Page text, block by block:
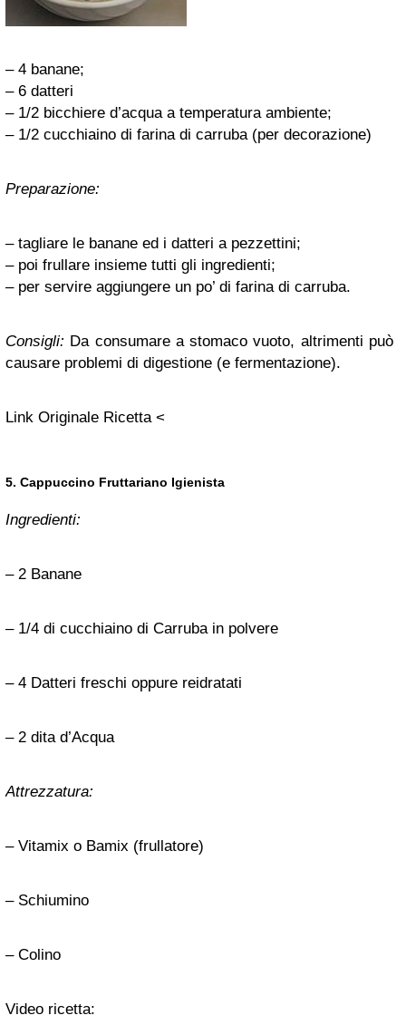
– 4 banane;
– 6 datteri
– 1/2 bicchiere d’acqua a temperatura ambiente;
– 1/2 cucchiaino di farina di carruba (per decorazione)
Preparazione:
– tagliare le banane ed i datteri a pezzettini;
– poi frullare insieme tutti gli ingredienti;
– per servire aggiungere un po’ di farina di carruba.
Consigli: Da consumare a stomaco vuoto, altrimenti può
causare problemi di digestione (e fermentazione).
Link Originale Ricetta <
5. Cappuccino Fruttariano Igienista
Ingredienti:
– 2 Banane
– 1/4 di cucchiaino di Carruba in polvere
– 4 Datteri freschi oppure reidratati
– 2 dita d’Acqua
Attrezzatura:
– Vitamix o Bamix (frullatore)
– Schiumino
– Colino
Video ricetta: